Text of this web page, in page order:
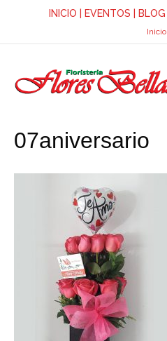
INICIO EVENTOS BLOG
Inicio
07aniversario